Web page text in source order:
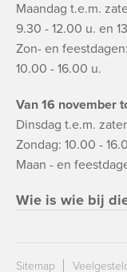
Maandag t.e.m.
9.30 - 12.00 u. en
Zon- en feestdagen:
10.00 - 16.00 u.
Van 16 november
Dinsdag t.e.m.
Zondag: 10.00 -
Maan - en
Wie is wie bij
Sitemap